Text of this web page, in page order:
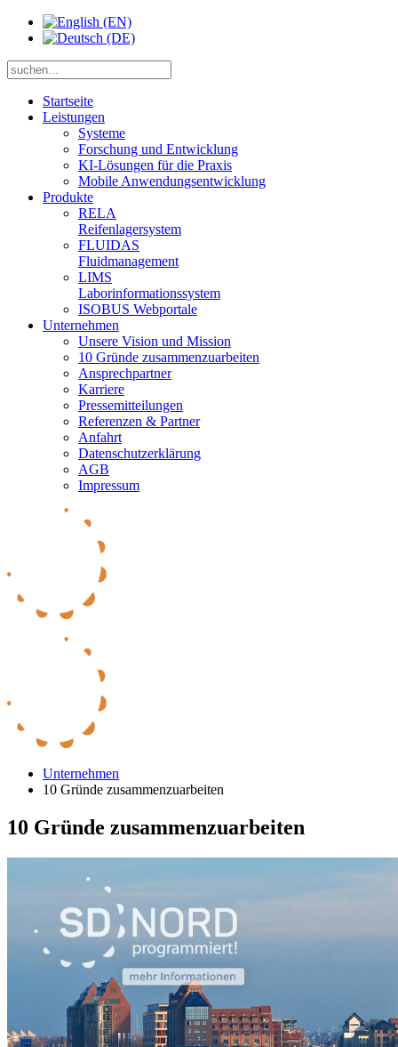
Startseite
Leistungen
Systeme
Forschung und Entwicklung
KI-Lösungen für die Praxis
Mobile Anwendungsentwicklung
Produkte
RELA
Reifenlagersystem
FLUIDAS
Fluidmanagement
LIMS
Laborinformationssystem
ISOBUS Webportale
Unternehmen
Unsere Vision und Mission
10 Gründe zusammenzuarbeiten
Ansprechpartner
Karriere
Pressemitteilungen
Referenzen & Partner
Anfahrt
Datenschutzerklärung
AGB
Impressum
Unternehmen
10 Gründe zusammenzuarbeiten
10 Gründe zusammenzuarbeiten